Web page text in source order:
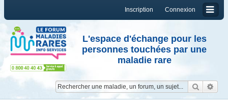
Connexion
Inscription
L'espace d'échange pour les
personnes touchées par une
maladie rare